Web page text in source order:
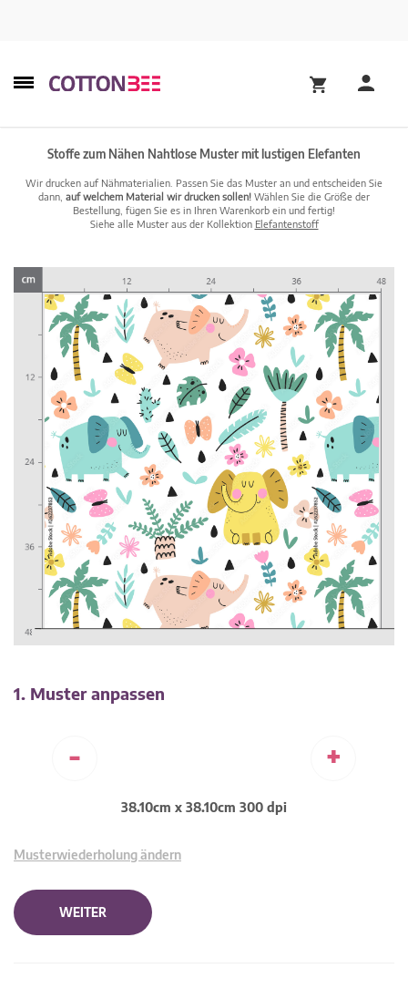
Stoffe zum Nähen Nahtlose Muster mit lustigen Elefanten
Wir drucken auf Nähmaterialien. Passen Sie das Muster an und entscheiden Sie
dann, auf welchem Material wir drucken sollen! Wählen Sie die Größe der
Bestellung, fügen Sie es in Ihren Warenkorb ein und fertig!
Siehe alle Muster aus der Kollektion Elefantenstoff
1. Muster anpassen
- +
38.10cm x 38.10cm 300 dpi
Musterwiederholung ändern
WEITER